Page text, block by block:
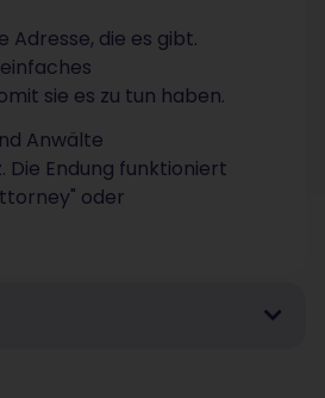
die es gibt.
sie es zu tun haben.
Anwälte
Endung funktioniert
oder